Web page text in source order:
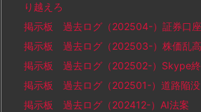
り越えろ
掲示板 過去ログ（202504-）証券口
掲示板 過去ログ（202503-）株価乱
掲示板 過去ログ（202502-）Skype終
掲示板 過去ログ（202501-）道路陥没
掲示板 過去ログ（202412-）AI法案